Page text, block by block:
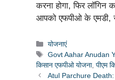
करना होगा, फिर लॉगिन
आपको एफपीओ के एमडी,
Categories
योजनाएं
Tags
Govt Aahar Anudan
किसान एफपीओ योजना, पीएम
Atul Parchure Death: